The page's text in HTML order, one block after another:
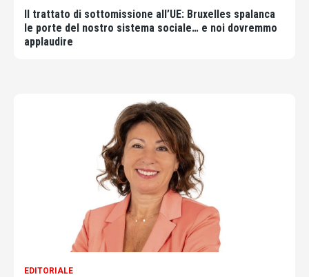
Il trattato di sottomissione all’UE: Bruxelles spalanca
le porte del nostro sistema sociale… e noi dovremmo
applaudire
EDITORIALE